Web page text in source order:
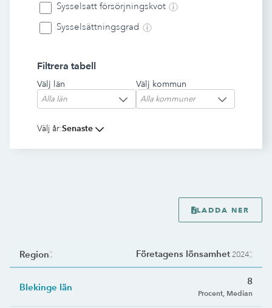
Sysselsatt försörjningskvot
Sysselsättningsgrad
Filtrera tabell
Välj län Välj kommun
Välj år:Senaste
LADDA NER
Region Företagens lönsamhet 2024
Blekinge län
8
Procent, Median